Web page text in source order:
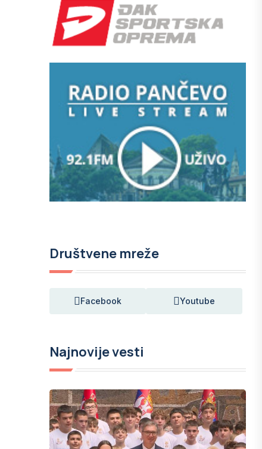
Društvene mreže
Facebook Youtube
Najnovije vesti